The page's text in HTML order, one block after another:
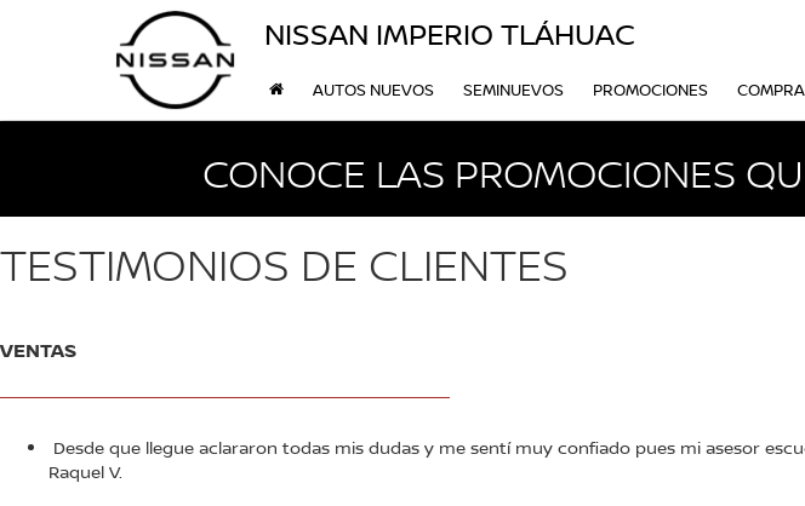
NISSAN IMPERIO TLÁHUAC
AUTOS NUEVOS SEMINUEVOS PROMOCIONES
CONOCE LAS PROMOCIONES
TESTIMONIOS DE CLIENTES
VENTAS
Desde que llegue aclararon todas mis dudas y me sentí muy confiado pues mi asesor
Raquel V.